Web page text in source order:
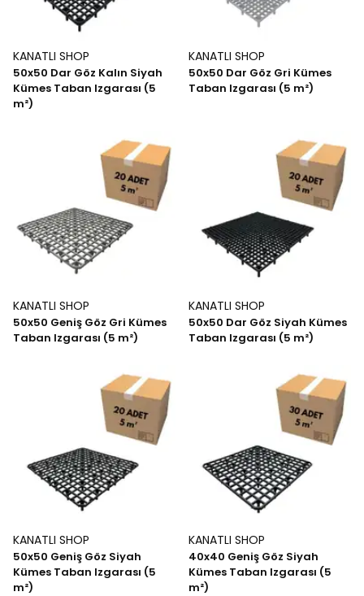
KANATLI SHOP
50x50 Dar Göz Kalın Siyah
Kümes Taban Izgarası (5
m²)
KANATLI SHOP
50x50 Dar Göz Gri Kümes
Taban Izgarası (5 m²)
KANATLI SHOP
50x50 Geniş Göz Gri Kümes
Taban Izgarası (5 m²)
KANATLI SHOP
50x50 Dar Göz Siyah Kümes
Taban Izgarası (5 m²)
KANATLI SHOP
50x50 Geniş Göz Siyah
Kümes Taban Izgarası (5
m²)
KANATLI SHOP
40x40 Geniş Göz Siyah
Kümes Taban Izgarası (5
m²)